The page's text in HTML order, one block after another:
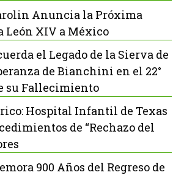
Anuncia la Próxima
León XIV a México
el Legado de la Sierva de
de Bianchini en el 22°
su Fallecimiento
Hospital Infantil de Texas
de “Rechazo del
900 Años del Regreso de